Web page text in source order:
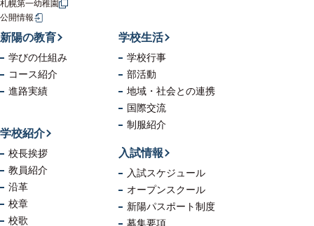
札幌第一幼稚園
公開情報
新陽の教育
学びの仕組み
コース紹介
進路実績
学校生活
学校行事
部活動
地域・社会との連携
国際交流
制服紹介
学校紹介
校長挨拶
教員紹介
沿革
校章
校歌
入試情報
入試スケジュール
オープンスクール
新陽パスポート制度
募集要項